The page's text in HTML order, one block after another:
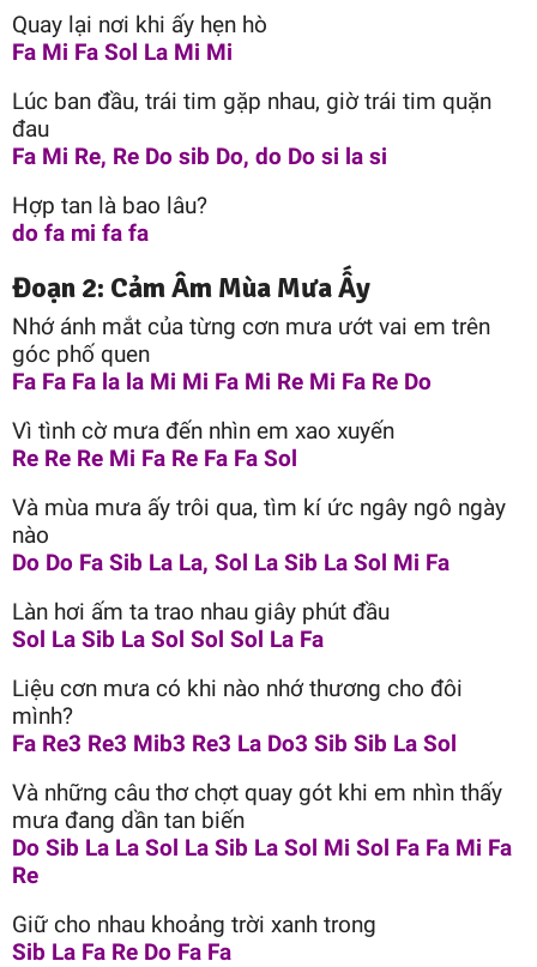
Quay lại nơi khi ấy hẹn hò
Fa Mi Fa Sol La Mi Mi
Lúc ban đầu, trái tim gặp nhau, giờ trái tim quặn
đau
Fa Mi Re, Re Do sib Do, do Do si la si
Hợp tan là bao lâu?
do fa mi fa fa
Đoạn 2: Cảm Âm Mùa Mưa Ấy
Nhớ ánh mắt của từng cơn mưa ướt vai em trên
góc phố quen
Fa Fa Fa la la Mi Mi Fa Mi Re Mi Fa Re Do
Vì tình cờ mưa đến nhìn em xao xuyến
Re Re Re Mi Fa Re Fa Fa Sol
Và mùa mưa ấy trôi qua, tìm kí ức ngây ngô ngày
nào
Do Do Fa Sib La La, Sol La Sib La Sol Mi Fa
Làn hơi ấm ta trao nhau giây phút đầu
Sol La Sib La Sol Sol Sol La Fa
Liệu cơn mưa có khi nào nhớ thương cho đôi
mình?
Fa Re3 Re3 Mib3 Re3 La Do3 Sib Sib La Sol
Và những câu thơ chợt quay gót khi em nhìn thấy
mưa đang dần tan biến
Do Sib La La Sol La Sib La Sol Mi Sol Fa Fa Mi Fa
Re
Giữ cho nhau khoảng trời xanh trong
Sib La Fa Re Do Fa Fa